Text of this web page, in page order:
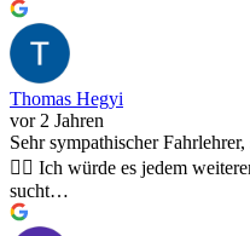
Thomas Hegyi
vor 2 Jahren
Sehr sympathischer
👍🏽 Ich würde es jedem
sucht…